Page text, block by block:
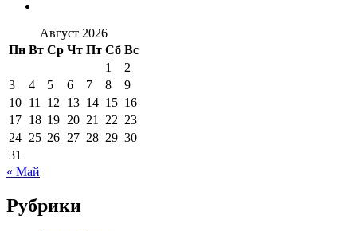
Август 2026
Пн Вт Ср Чт Пт Сб Вс
1
2
3
4 5 6 7 8
9
10 11 12 13 14 15 16
17 18 19 20 21 22 23
24 25 26 27 28 29 30
31
« Май
Рубрики